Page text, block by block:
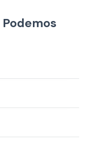
Podemos